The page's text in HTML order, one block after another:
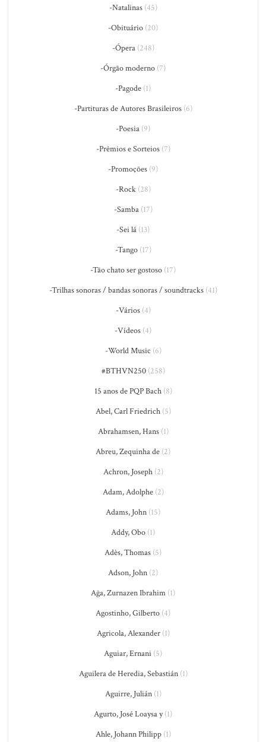
-Natalinas(45)
-Obituário (20)
-Ópera(248)
-Órgão moderno (7)
-Pagode (1)
-Partituras de Autores Brasileiros(6)
-Poesia (9)
-Prêmios e Sorteios(7)
-Promoções (9)
-Rock(28)
-Samba(17)
-Sei lá (13)
-Tango(17)
-Tão chato ser gostoso (17)
-Trilhas sonoras / bandas sonoras / soundtracks(41)
-Vários(4)
-Vídeos (4)
-World Music (6)
#BTHVN250(258)
15 anos de PQP Bach(8)
Abel, Carl Friedrich(5)
Abrahamsen, Hans(1)
Abreu, Zequinha de (2)
Achron, Joseph(2)
Adam, Adolphe(2)
Adams, John (15)
Addy, Obo (1)
Adès, Thomas (5)
Adson, John (2)
Ağa, Zurnazen Ibrahim (1)
Agostinho, Gilberto (4)
Agricola, Alexander(1)
Aguiar, Ernani (5)
Aguilera de Heredia, Sebastián(1)
Aguirre, Julián(1)
Agurto, José Loaysa y(1)
Ahle, Johann Philipp(1)